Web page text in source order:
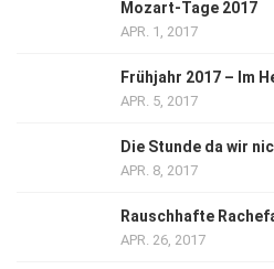
Mozart-Tage 2017
APR. 1, 2017
Frühjahr 2017 – Im
APR. 5, 2017
Die Stunde da wir
APR. 8, 2017
Rauschhafte
APR. 26, 2017